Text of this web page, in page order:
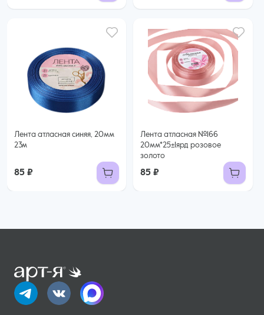
Лента атласная синяя, 20мм
23м
85 ₽
Лента атласная №166
20мм*25±1ярд розовое
золото
85 ₽